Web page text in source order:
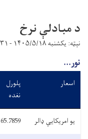
د مبادلې نرخ
نېټه: یکشنبه ۱۴۰۵/۵/۱۸ - ۱۷:۳۱
نور...
اسعار
پلورل
نغده
یو امریکایي ډالر 65.7859